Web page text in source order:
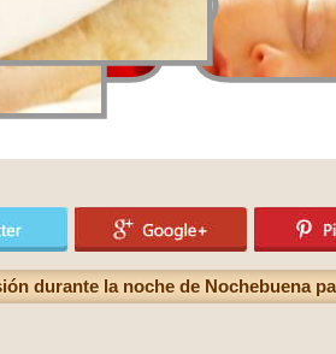
durante la noche de Nochebuena